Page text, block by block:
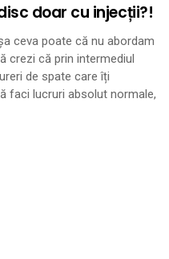
doar cu injecții?!
ceva poate că nu abordam
crezi că prin intermediul
de spate care îți
faci lucruri absolut normale,